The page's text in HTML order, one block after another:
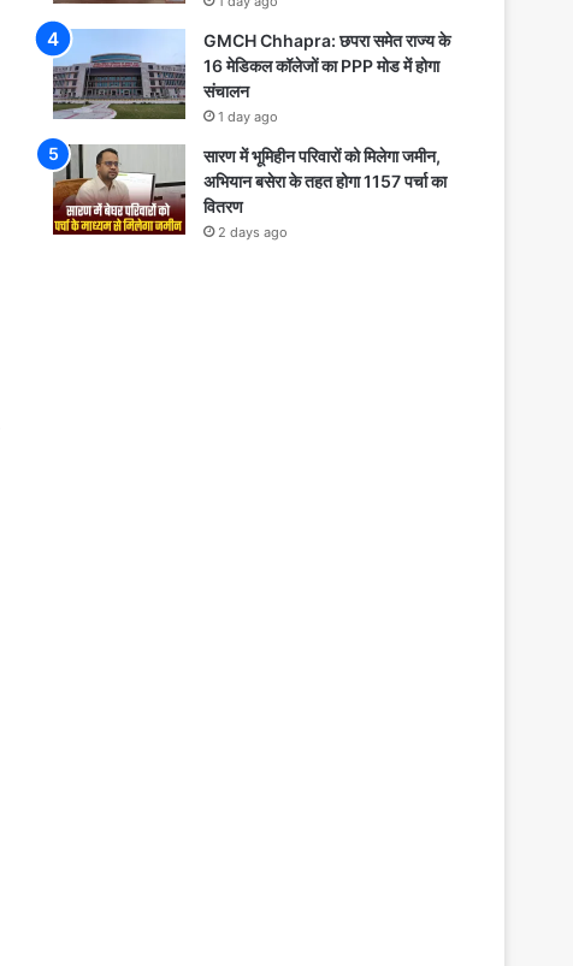
GMCH Chhapra: छपरा समेत राज्य के
16 मेडिकल कॉलेजों का PPP मोड में होगा
संचालन
1 day ago
सारण में भूमिहीन परिवारों को मिलेगा जमीन,
अभियान बसेरा के तहत होगा 1157 पर्चा का
वितरण
2 days ago